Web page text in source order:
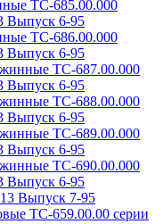
ТС-685.00.000
Выпуск 6-95
ТС-686.00.000
Выпуск 6-95
ТС-687.00.000
Выпуск 6-95
ТС-688.00.000
Выпуск 6-95
ТС-689.00.000
Выпуск 6-95
ТС-690.00.000
Выпуск 6-95
Выпуск 7-95
ТС-659.00.00 серии